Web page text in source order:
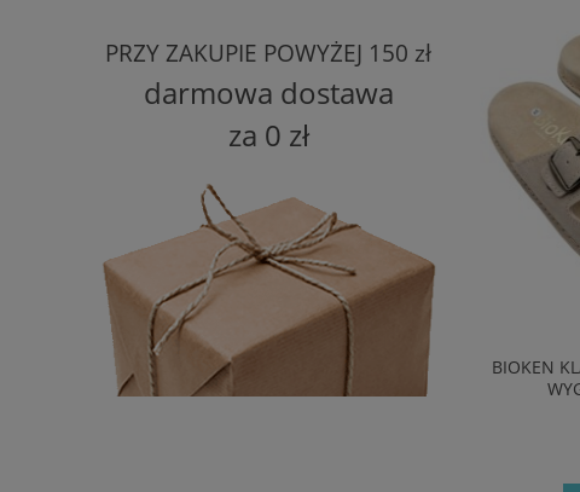
PRZY ZAKUPIE POWYŻEJ 150 zł
darmowa dostawa
za 0 zł
KLAPKI SKÓRZANE ZAMSZOWE BIOKEN
BIOKEN